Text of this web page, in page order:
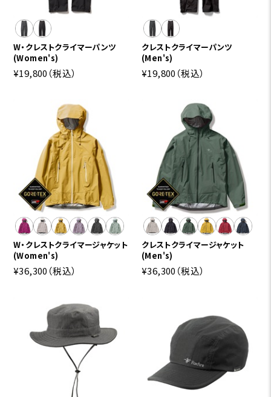
W・クレストクライマーパンツ
(Women's)
¥19,800 （税込）
クレストクライマーパンツ
(Men's)
¥19,800 （税込）
W・クレストクライマージャケット
(Women's)
¥36,300 （税込）
クレストクライマージャケット
(Men's)
¥36,300 （税込）